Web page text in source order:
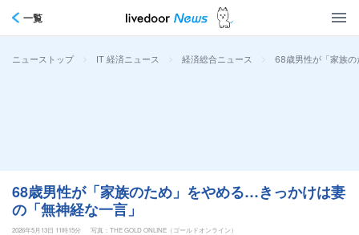
一覧
ニューストップ > IT 経済ニュース > 経済総合ニュース > 68歳男性が「家族
68歳男性が「家族のため」をやめる…きっかけは妻
の「無神経な一言」
2026年5月13日 11時15分 写真：THE GOLD ONLINE（ゴールドオンライン）